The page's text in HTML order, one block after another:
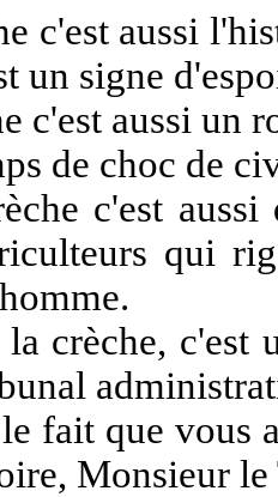
aussi
un signe
aussi un roi
de choc de
aussi des
qui
c'est un
vous allez
Monsieur